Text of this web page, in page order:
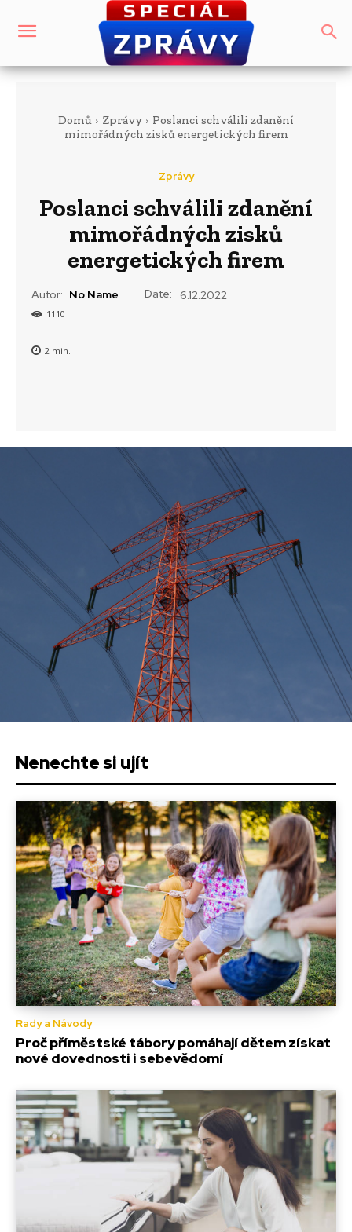
Domů Zprávy
Poslanci schválili zdanění
mimořádných zisků energetických firem
Zprávy
Poslanci schválili zdanění
mimořádných zisků
energetických firem
Autor: No Name Date: 6.12.2022
1110
2 min.
Nenechte si ujít
Rady a Návody
Proč příměstské tábory pomáhají dětem získat
nové dovednosti i sebevědomí